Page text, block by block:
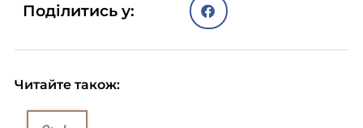
Поділитись у:
Читайте також: